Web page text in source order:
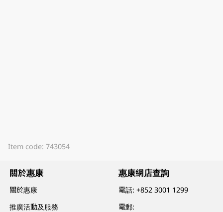
Item code: 743054
關於惠康
關於惠康
推廣活動及服務
惠康網店查詢
電話:+852 3001 1299
電郵: